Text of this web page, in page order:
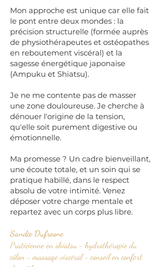
Mon approche est unique car elle fait
le pont entre deux mondes : la
précision structurelle (formée auprès
de physiothérapeutes et ostéopathes
en reboutement viscéral) et la
sagesse énergétique japonaise
(Ampuku et Shiatsu).
Je ne me contente pas de masser
une zone douloureuse. Je cherche à
dénouer l'origine de la tension,
qu'elle soit purement digestive ou
émotionnelle.
Ma promesse ? Un cadre bienveillant,
une écoute totale, et un soin qui se
pratique habillé, dans le respect
absolu de votre intimité. Venez
déposer votre charge mentale et
repartez avec un corps plus libre.
Sandie Dufresne
Praticienne en shiatsu - hydrothérapie du
côlon - massage viscéral - conseil en confort